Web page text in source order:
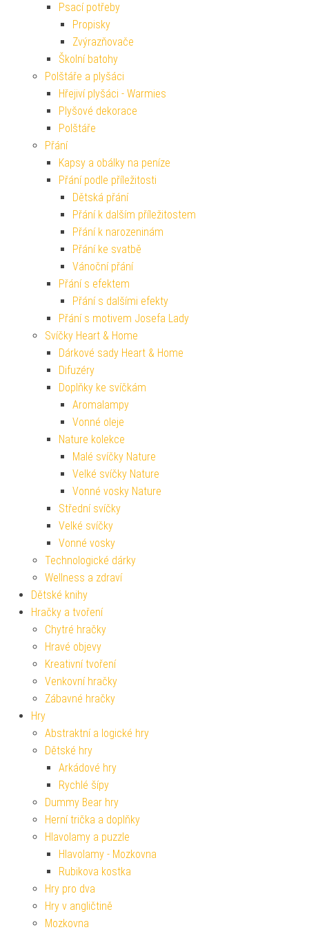
Psací potřeby
Propisky
Zvýrazňovače
Školní batohy
Polštáře a plyšáci
Hřejiví plyšáci - Warmies
Plyšové dekorace
Polštáře
Přání
Kapsy a obálky na peníze
Přání podle příležitosti
Dětská přání
Přání k dalším příležitostem
Přání k narozeninám
Přání ke svatbě
Vánoční přání
Přání s efektem
Přání s dalšími efekty
Přání s motivem Josefa Lady
Svíčky Heart & Home
Dárkové sady Heart & Home
Difuzéry
Doplňky ke svíčkám
Aromalampy
Vonné oleje
Nature kolekce
Malé svíčky Nature
Velké svíčky Nature
Vonné vosky Nature
Střední svíčky
Velké svíčky
Vonné vosky
Technologické dárky
Wellness a zdraví
Dětské knihy
Hračky a tvoření
Chytré hračky
Hravé objevy
Kreativní tvoření
Venkovní hračky
Zábavné hračky
Hry
Abstraktní a logické hry
Dětské hry
Arkádové hry
Rychlé šípy
Dummy Bear hry
Herní trička a doplňky
Hlavolamy a puzzle
Hlavolamy - Mozkovna
Rubikova kostka
Hry pro dva
Hry v angličtině
Mozkovna